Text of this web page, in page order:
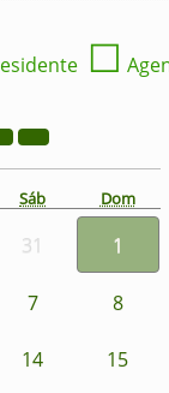
☐
Sáb Dom
31 1
7 8
14 15